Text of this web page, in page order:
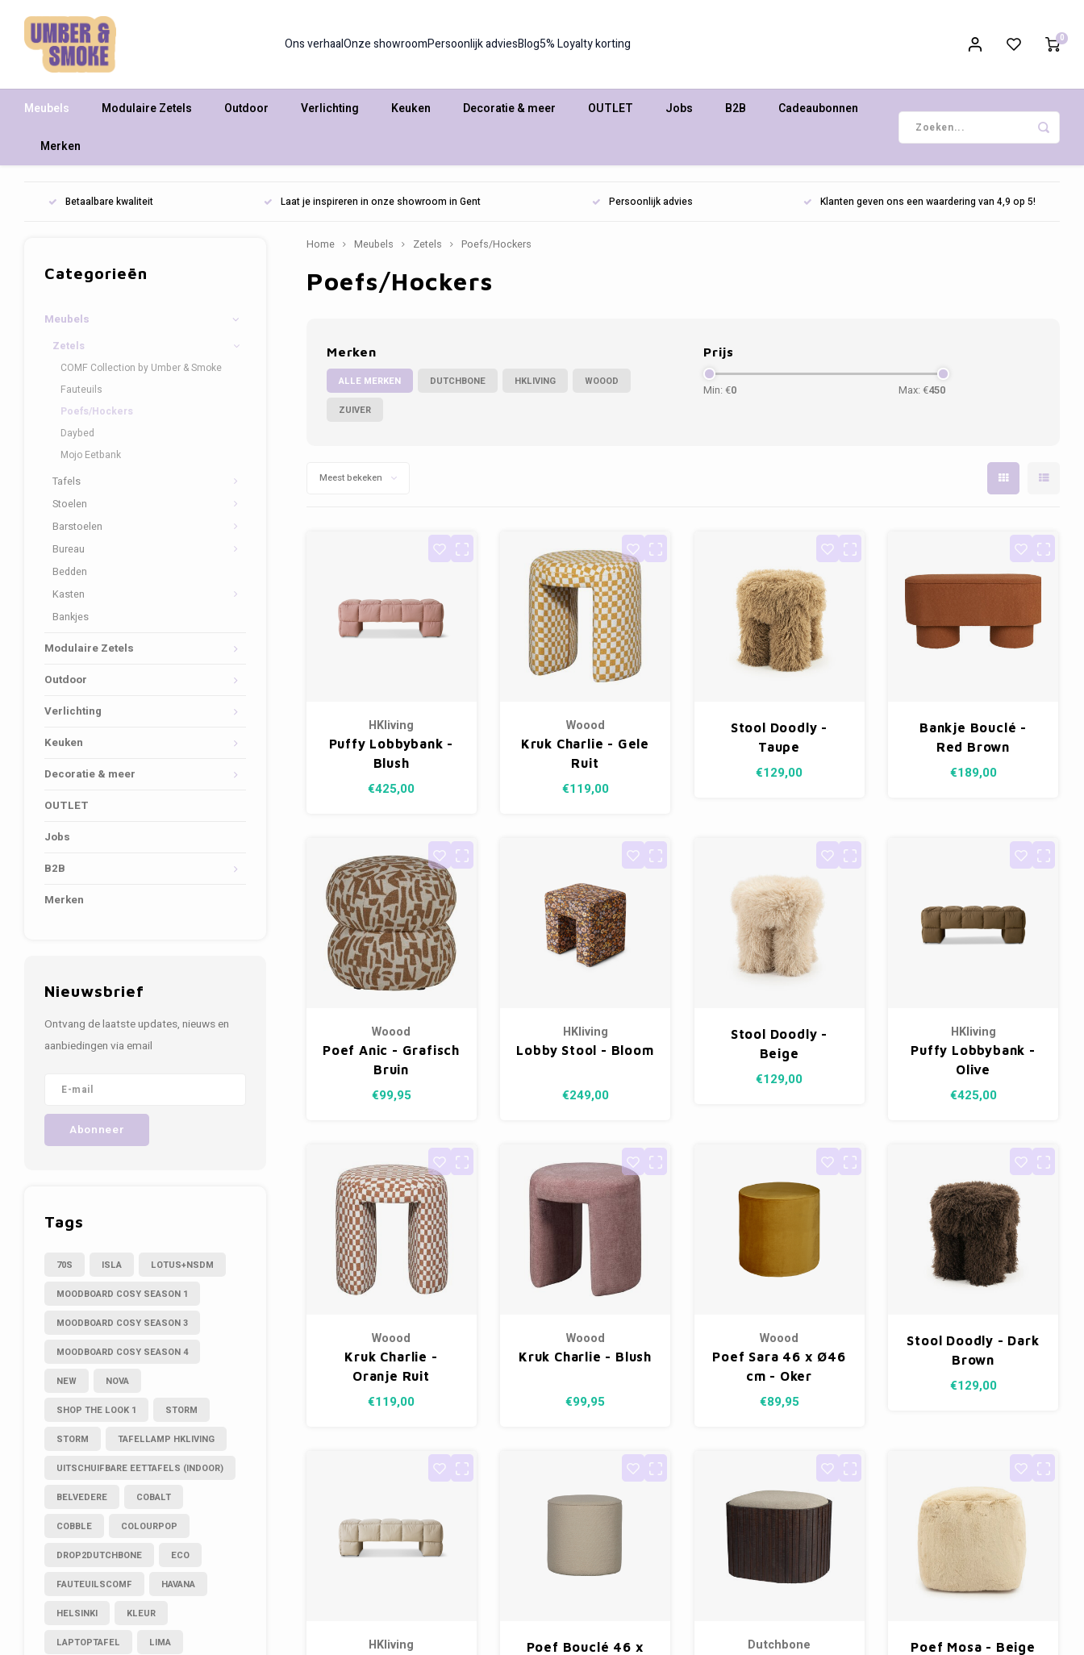
Ons verhaalOnze showroomPersoonlijk adviesBlog5% Loyalty korting 0
Meubels Modulaire Zetels Outdoor Verlichting Keuken Decoratie & meer OUTLET Jobs B2B Cadeaubonnen
Merken
Betaalbare kwaliteit Laat je inspireren in onze showroom in Gent Persoonlijk advies Klanten geven ons een waardering van 4,9 op 5!
Categorieën
Meubels
Zetels
COMF Collection by Umber & Smoke
Fauteuils
Poefs/Hockers
Daybed
Mojo Eetbank
Tafels
Stoelen
Barstoelen
Bureau
Bedden
Kasten
Bankjes
Modulaire Zetels
Outdoor
Verlichting
Keuken
Decoratie & meer
OUTLET
Jobs
B2B
Merken
Nieuwsbrief
Ontvang de laatste updates, nieuws en
aanbiedingen via email
Abonneer
Tags
70S ISLA LOTUS+NSDM
MOODBOARD COSY SEASON 1
MOODBOARD COSY SEASON 3
MOODBOARD COSY SEASON 4
NEW NOVA
SHOP THE LOOK 1 STORM
STORM TAFELLAMP HKLIVING
UITSCHUIFBARE EETTAFELS (INDOOR)
BELVEDERE COBALT
COBBLE COLOURPOP
DROP2DUTCHBONE ECO
FAUTEUILSCOMF HAVANA
HELSINKI KLEUR
LAPTOPTAFEL LIMA
Home Meubels Zetels Poefs/Hockers
Poefs/Hockers
Merken
ALLE MERKEN DUTCHBONE HKLIVING WOOOD
ZUIVER
Prijs
Min: €0 Max: €450
Meest bekeken
HKliving
Puffy Lobbybank -
Blush
€425,00
Woood
Kruk Charlie - Gele
Ruit
€119,00
Stool Doodly -
Taupe
€129,00
Bankje Bouclé -
Red Brown
€189,00
Woood
Poef Anic - Grafisch
Bruin
€99,95
HKliving
Lobby Stool - Bloom
€249,00
Stool Doodly -
Beige
€129,00
HKliving
Puffy Lobbybank -
Olive
€425,00
Woood
Kruk Charlie -
Oranje Ruit
€119,00
Woood
Kruk Charlie - Blush
€99,95
Woood
Poef Sara 46 x Ø46
cm - Oker
€89,95
Stool Doodly - Dark
Brown
€129,00
HKliving
Poef Bouclé 46 x
Dutchbone Poef Mosa - Beige